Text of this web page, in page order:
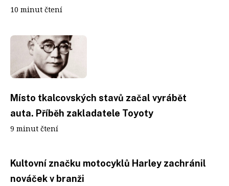
10 minut čtení
Místo tkalcovských stavů začal vyrábět
auta. Příběh zakladatele Toyoty
9 minut čtení
Kultovní značku motocyklů Harley zachránil
nováček v branži